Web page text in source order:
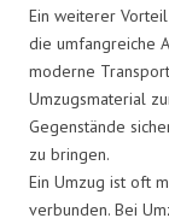
Ein weiterer
die umfangreiche
moderne
Umzugsmaterial
Gegenstände
zu bringen.
Ein Umzug ist oft
verbunden. Bei